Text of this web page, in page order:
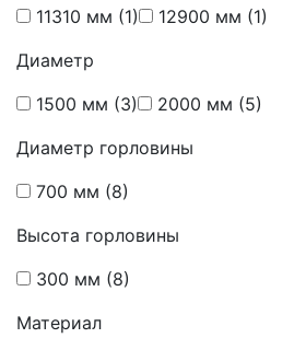
11310 мм (1) 12900 мм (1)
Диаметр
1500 мм (3) 2000 мм (5)
Диаметр горловины
700 мм (8)
Высота горловины
300 мм (8)
Материал